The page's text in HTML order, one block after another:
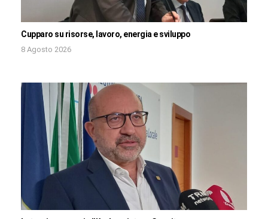
Cupparo su risorse, lavoro, energia e sviluppo
8 Agosto 2026